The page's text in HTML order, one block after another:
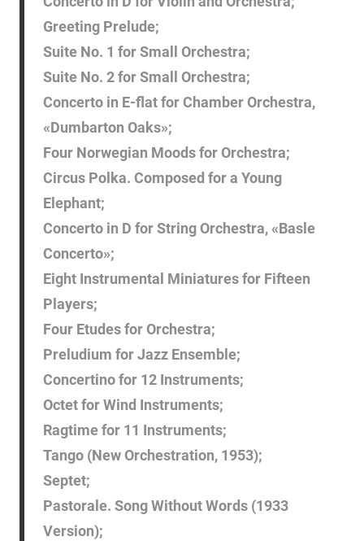
Greeting Prelude;
Suite No. 1 for Small Orchestra;
Suite No. 2 for Small Orchestra;
Concerto in E-flat for Chamber Orchestra,
«Dumbarton Oaks»;
Four Norwegian Moods for Orchestra;
Circus Polka. Composed for a Young
Elephant;
Concerto in D for String Orchestra, «Basle
Concerto»;
Eight Instrumental Miniatures for Fifteen
Players;
Four Etudes for Orchestra;
Preludium for Jazz Ensemble;
Concertino for 12 Instruments;
Octet for Wind Instruments;
Ragtime for 11 Instruments;
Tango (New Orchestration, 1953);
Septet;
Pastorale. Song Without Words (1933
Version);